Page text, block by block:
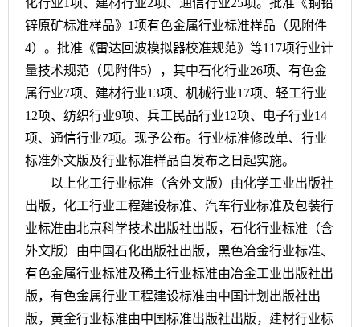
锌原矿标准样品》1项有色金属行业标准样品（见附件
4）。批准《雷达回波模拟器校准规范》等117项行业计
量技术规范（见附件5），其中石化行业26项、有色金
属行业7项、建材行业13项、机械行业17项、轻工行业
12项、纺织行业9项、兵工民品行业12项、电子行业14
项、通信行业7项。现予公布。行业标准修改单、行业
标准外文版及行业标准样品自发布之日起实施。
以上化工行业标准（含外文版）由化学工业出版社
出版，化工行业工程建设标准、汽车行业标准及包装行
业标准由北京科学技术出版社出版，石化行业标准（含
外文版）由中国石化出版社出版，黑色冶金行业标准、
有色金属行业标准及稀土行业标准由冶金工业出版社出
版，有色金属行业工程建设标准由中国计划出版社出
版，黄金行业标准由中国标准出版社出版，建材行业标